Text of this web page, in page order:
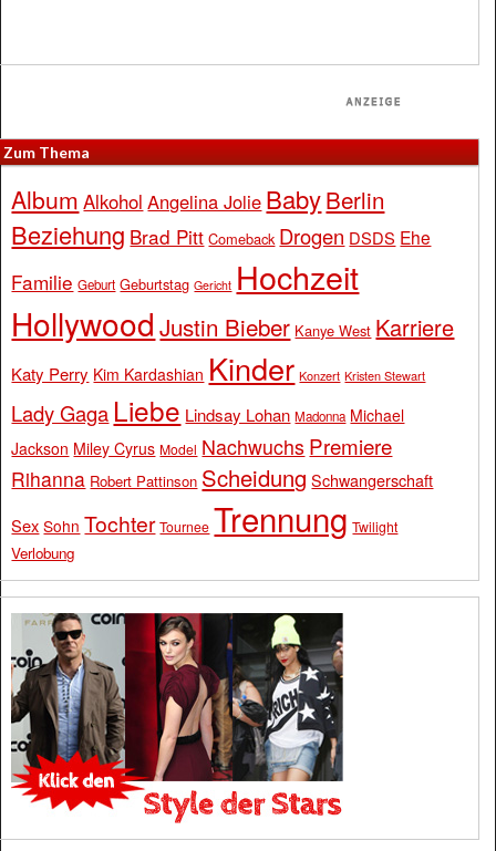
Zum Thema
Album Alkohol Angelina Jolie BabyBerlin
Beziehung Brad Pitt Comeback Drogen DSDS Ehe
Familie Geburt Geburtstag Gericht Hochzeit
Hollywood Justin Bieber Kanye West Karriere
Katy Perry Kim Kardashian Kinder Konzert Kristen Stewart
Lady Gaga Liebe Lindsay Lohan Madonna Michael
Jackson Miley Cyrus Model Nachwuchs Premiere
Rihanna Robert Pattinson Scheidung Schwangerschaft
Sex Sohn Tochter Tournee Trennung Twilight
Verlobung